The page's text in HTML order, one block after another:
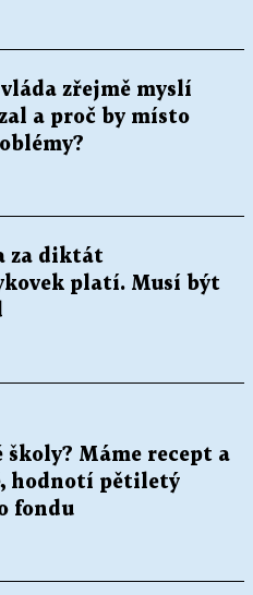
zřejmě myslí
a proč by místo
za diktát
platí. Musí být
školy? Máme recept a
hodnotí pětiletý
fondu